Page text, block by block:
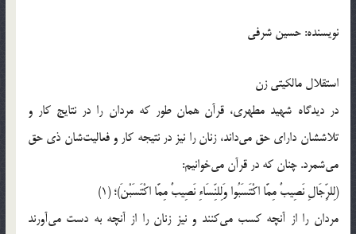
نویسنده: حسین شرفی
استقلال مالکیتی زن
در دیدگاه شهید مطهری، قرآن همان طور که مردان را در نتایج کار و
تلاششان دارای حق می‌داند، زنان را نیز در نتیجه کار و فعالیت‌شان ذی حق
می‌شمرد. چنان که در قرآن می‌خوانیم:
(لِلرِّجَالِ نَصِیبٌ مِمَّا اكْتَسَبُوا وَلِلنِّسَاءِ نَصِیبٌ مِمَّا اكْتَسَبْنَ)؛ (1)
مردان را از آنچه کسب می‌کنند و نیز زنان را از آنچه به دست می‌آورند